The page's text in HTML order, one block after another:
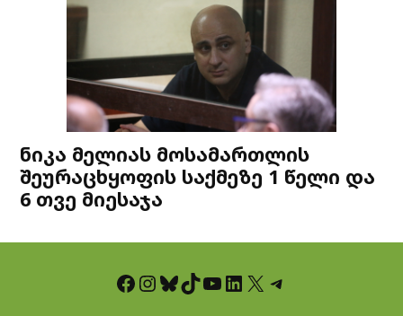
ნიკა მელიას მოსამართლის
შეურაცხყოფის საქმეზე 1 წელი და
6 თვე მიესაჯა
Facebook InstagramBluesky TikTok YouTube LinkedIn X Telegram